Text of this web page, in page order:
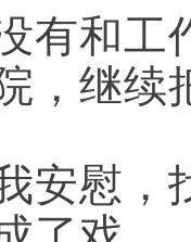
有和工
，继续
安慰，